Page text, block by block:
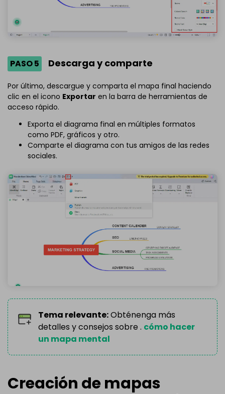
PASO 5 Descarga y comparte
Por último, descargue y comparta el mapa final haciendo
clic en el icono Exportar en la barra de herramientas de
acceso rápido.
Exporta el diagrama final en múltiples formatos
como PDF, gráficos y otro.
Comparte el diagrama con tus amigos de las redes
sociales.
Tema relevante:Obténenga más
detalles y consejos sobre . cómo hacer
un mapa mental
Creación de mapas